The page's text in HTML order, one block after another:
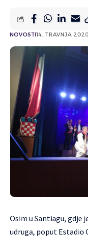
NOVOSTI14. TRAVNJA
Osim u Santiagu, gdje
udruga, poput Estadio